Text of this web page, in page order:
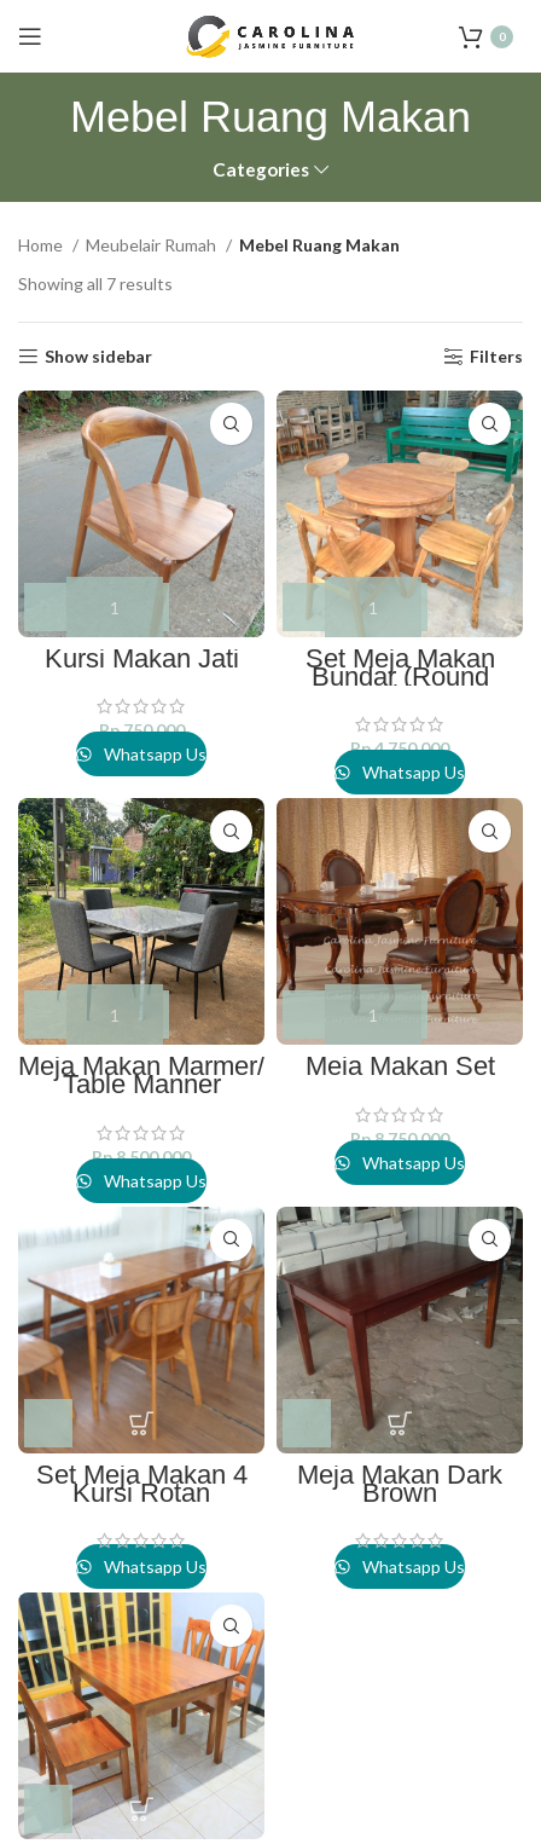
0
Mebel Ruang Makan
Categories
Home Meubelair Rumah
Mebel Ruang Makan
Showing all 7 results
Show sidebar Filters
Kursi Makan Jati
Rp750.000
Whatsapp Us
Set Meja Makan
Bundar (Round
Table)
Rp4.750.000
Whatsapp Us
Meja Makan Marmer/
Table Manner
Rp8.500.000
Whatsapp Us
Meja Makan Set
Rp8.750.000
Whatsapp Us
Set Meja Makan 4
Kursi Rotan
Whatsapp Us
Meja Makan Dark
Brown
Whatsapp Us